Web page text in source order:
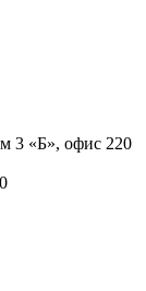
3 «Б», офис 220